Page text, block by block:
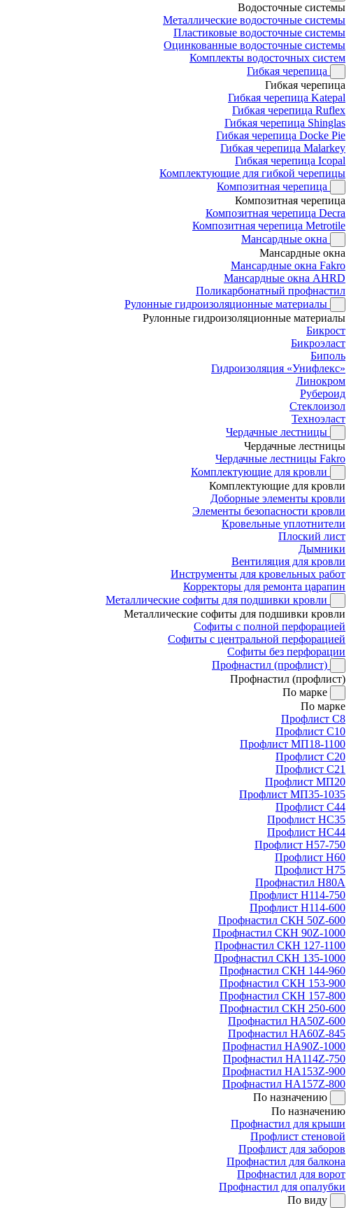
Водосточные системы
Металлические водосточные системы
Пластиковые водосточные системы
Оцинкованные водосточные системы
Комплекты водосточных систем
Гибкая черепица
Гибкая черепица
Гибкая черепица Katepal
Гибкая черепица Ruflex
Гибкая черепица Shinglas
Гибкая черепица Docke Pie
Гибкая черепица Malarkey
Гибкая черепица Icopal
Комплектующие для гибкой черепицы
Композитная черепица
Композитная черепица
Композитная черепица Decra
Композитная черепица Metrotile
Мансардные окна
Мансардные окна
Мансардные окна Fakro
Мансардные окна AHRD
Поликарбонатный профнастил
Рулонные гидроизоляционные материалы
Рулонные гидроизоляционные материалы
Бикрост
Бикроэласт
Биполь
Гидроизоляция «Унифлекс»
Линокром
Рубероид
Стеклоизол
Техноэласт
Чердачные лестницы
Чердачные лестницы
Чердачные лестницы Fakro
Комплектующие для кровли
Комплектующие для кровли
Доборные элементы кровли
Элементы безопасности кровли
Кровельные уплотнители
Плоский лист
Дымники
Вентиляция для кровли
Инструменты для кровельных работ
Корректоры для ремонта царапин
Металлические софиты для подшивки кровли
Металлические софиты для подшивки кровли
Софиты с полной перфорацией
Софиты с центральной перфорацией
Софиты без перфорации
Профнастил (профлист)
Профнастил (профлист)
По марке
По марке
Профлист С8
Профлист С10
Профлист МП18-1100
Профлист С20
Профлист С21
Профлист МП20
Профлист МП35-1035
Профлист С44
Профлист НС35
Профлист НС44
Профлист Н57-750
Профлист Н60
Профлист Н75
Профнастил Н80А
Профлист Н114-750
Профлист Н114-600
Профнастил СКН 50Z-600
Профнастил СКН 90Z-1000
Профнастил СКН 127-1100
Профнастил СКН 135-1000
Профнастил СКН 144-960
Профнастил СКН 153-900
Профнастил СКН 157-800
Профнастил СКН 250-600
Профнастил НА50Z-600
Профнастил НА60Z-845
Профнастил НА90Z-1000
Профнастил НА114Z-750
Профнастил НА153Z-900
Профнастил НА157Z-800
По назначению
По назначению
Профнастил для крыши
Профлист стеновой
Профлист для заборов
Профнастил для балкона
Профнастил для ворот
Профнастил для опалубки
По виду